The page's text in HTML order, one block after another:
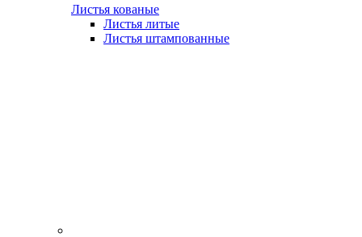
Листья кованые
Листья литые
Листья штампованные